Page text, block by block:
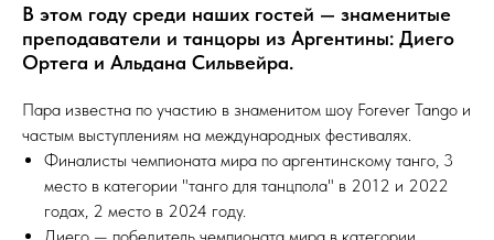
В этом году среди наших гостей — знаменитые
преподаватели и танцоры из Аргентины: Диего
Ортега и Альдана Сильвейра.
Пара известна по участию в знаменитом шоу Forever Tango и
частым выступлениям на международных фестивалях.
Финалисты чемпионата мира по аргентинскому танго, 3
место в категории "танго для танцпола" в 2012 и 2022
годах, 2 место в 2024 году.